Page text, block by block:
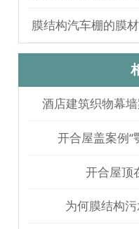
如
膜结构汽车棚的膜
酒店建筑织物幕
开合屋盖案例“
开合屋顶
为何膜结构